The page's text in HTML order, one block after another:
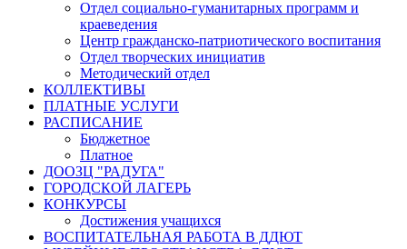
Отдел социально-гуманитарных программ и
краеведения
Центр гражданско-патриотического воспитания
Отдел творческих инициатив
Методический отдел
КОЛЛЕКТИВЫ
ПЛАТНЫЕ УСЛУГИ
РАСПИСАНИЕ
Бюджетное
Платное
ДООЗЦ "РАДУГА"
ГОРОДСКОЙ ЛАГЕРЬ
КОНКУРСЫ
Достижения учащихся
ВОСПИТАТЕЛЬНАЯ РАБОТА В ДДЮТ